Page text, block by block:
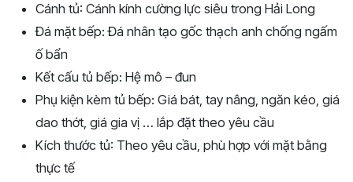
Cánh tủ: Cánh kính cường lực siêu trong Hải Long
Đá mặt bếp: Đá nhân tạo gốc thạch anh chống ngấm
ố bẩn
Kết cấu tủ bếp: Hệ mô – đun
Phụ kiện kèm tủ bếp: Giá bát, tay nâng, ngăn kéo, giá
dao thớt, giá gia vị … lắp đặt theo yêu cầu
Kích thước tủ: Theo yêu cầu, phù hợp với mặt bằng
thực tế